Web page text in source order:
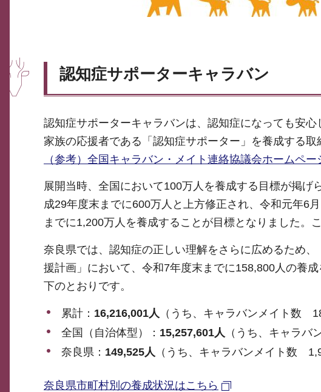
認知症サポーターキャラバン
認知症サポーターキャラバンは、認知症になっても安
家族の応援者である「認知症サポーター」を養成する取
（参考）全国キャラバン・メイト連絡協議会ホームペー
展開当時、全国において100万人を養成する目標が掲
成29年度末までに600万人と上方修正され、令和元年6
までに1,200万人を養成することが目標となりました。
奈良県では、認知症の正しい理解をさらに広めるため
援計画」において、令和7年度末までに158,800人の養
下のとおりです。
累計： 16,216,001人 （うち、キャラバンメイト数
全国（自治体型）： 15,257,601人 （うち、キャラバ
奈良県： 149,525人 （うち、キャラバンメイト数
奈良県市町村別の養成状況はこちら